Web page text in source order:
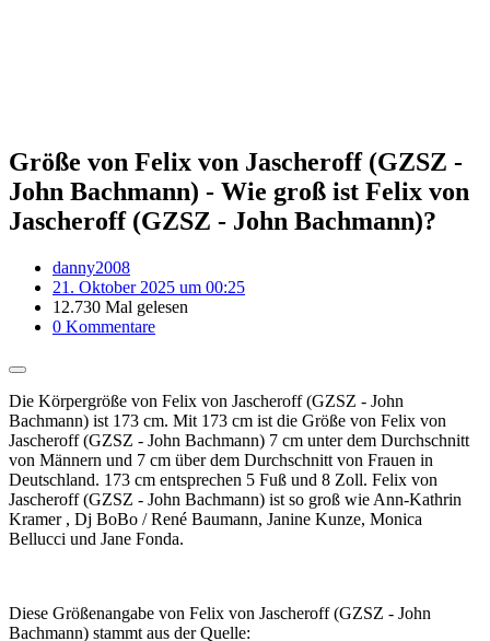
Größe von Felix von Jascheroff (GZSZ -
John Bachmann) - Wie groß ist Felix von
Jascheroff (GZSZ - John Bachmann)?
danny2008
21. Oktober 2025 um 00:25
12.730 Mal gelesen
0 Kommentare
Die Körpergröße von Felix von Jascheroff (GZSZ - John
Bachmann) ist 173 cm. Mit 173 cm ist die Größe von Felix von
Jascheroff (GZSZ - John Bachmann) 7 cm unter dem Durchschnitt
von Männern und 7 cm über dem Durchschnitt von Frauen in
Deutschland. 173 cm entsprechen 5 Fuß und 8 Zoll. Felix von
Jascheroff (GZSZ - John Bachmann) ist so groß wie Ann-Kathrin
Kramer , Dj BoBo / René Baumann, Janine Kunze, Monica
Bellucci und Jane Fonda.
Diese Größenangabe von Felix von Jascheroff (GZSZ - John
Bachmann) stammt aus der Quelle: